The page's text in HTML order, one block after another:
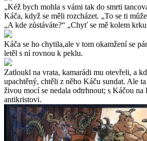
„Kéž bych mohla s vámi tak do smrti
Káča, když se měli rozcházet. „To se ti
„A kde zůstáváte?“ „Chyť se mě kolem
Káča se ho chytila,ale v tom okamžení se
letěl s ní rovnou k peklu.
Zatloukl na vrata, kamarádi mu otevřeli, a
upachtěný, chtěli z něho Káču sundat. Ale
živou mocí se nedala odtrhnout; s Káčou
antikristovi.